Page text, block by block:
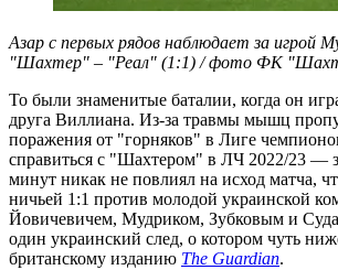
Азар с первых рядов наблюдает за игрой
"Шахтер" – "Реал" (1:1) / фото ФК
То были знаменитые баталии, когда он
друга Виллиана. Из-за травмы мышц
поражения от "горняков" в Лиге
справиться с "Шахтером" в ЛЧ 2022/23 —
минут никак не повлиял на исход матча,
ничьей 1:1 против молодой украинской
Йовичевичем, Мудриком, Зубковым и
один украинский след, о котором чуть
британскому изданию The Guardian.